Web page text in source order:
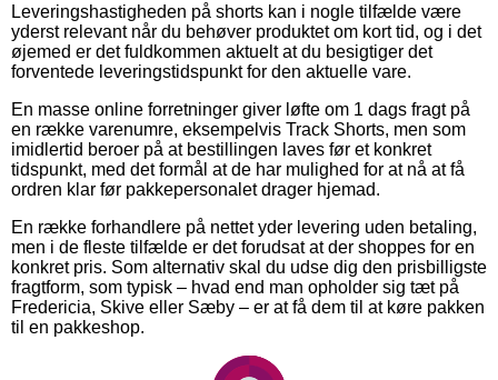
Leveringshastigheden på shorts kan i nogle tilfælde være
yderst relevant når du behøver produktet om kort tid, og i det
øjemed er det fuldkommen aktuelt at du besigtiger det
forventede leveringstidspunkt for den aktuelle vare.
En masse online forretninger giver løfte om 1 dags fragt på
en række varenumre, eksempelvis Track Shorts, men som
imidlertid beroer på at bestillingen laves før et konkret
tidspunkt, med det formål at de har mulighed for at nå at få
ordren klar før pakkepersonalet drager hjemad.
En række forhandlere på nettet yder levering uden betaling,
men i de fleste tilfælde er det forudsat at der shoppes for en
konkret pris. Som alternativ skal du udse dig den prisbilligste
fragtform, som typisk – hvad end man opholder sig tæt på
Fredericia, Skive eller Sæby – er at få dem til at køre pakken
til en pakkeshop.